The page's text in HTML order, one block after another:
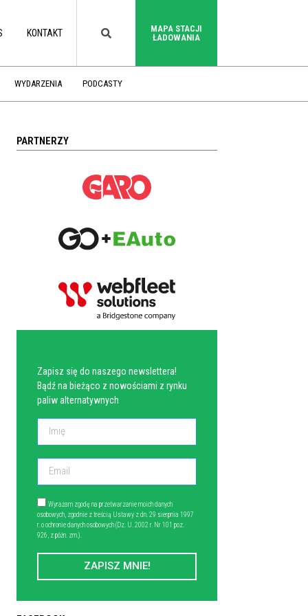
KONTAKT
MAPA STACJI
ŁADOWANIA
WYDARZENIA PODCASTY
PARTNERZY
Zapisz się do naszego newslettera!
Bądź na bieżąco z nowościami z rynku
paliw alternatywnych
Wyrażam zgodę na przetwarzanie moich danych
osobowych, zgodnie z treścią Ustawy z dn. 29 sierpnia 1997
r. o ochronie danych osobowych (Dz. U. 2002 r. Nr 101 poz.
926, z późn. zm.).
ZAPISZ MNIE!